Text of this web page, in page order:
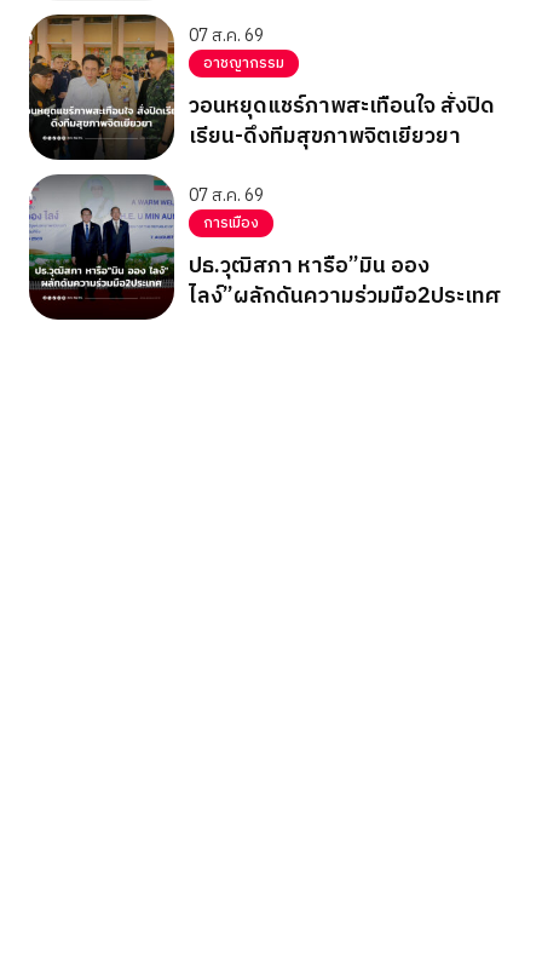
07 ส.ค. 69
อาชญากรรม
วอนหยุดแชร์ภาพสะเทือนใจ สั่งปิด
เรียน-ดึงทีมสุขภาพจิตเยียวยา
07 ส.ค. 69
การเมือง
ปธ.วุฒิสภา หารือ”มิน ออง
ไลง์”ผลักดันความร่วมมือ2ประเทศ